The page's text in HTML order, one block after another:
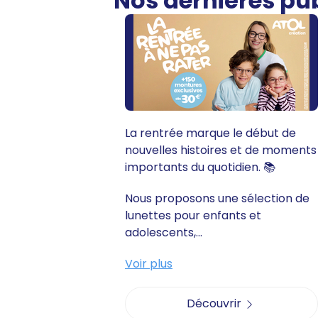
La rentrée marque le début de
nouvelles histoires et de moments
importants du quotidien. 📚
Nous proposons une sélection de
lunettes pour enfants et
adolescents,...
Voir plus
Découvrir